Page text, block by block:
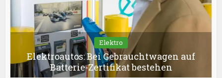
Elektro
Elektroautos: Bei Gebrauchtwagen auf
Batterie-Zertifikat bestehen